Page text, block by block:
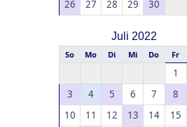
26 27 28 29 30
Juli 2022
So Mo Di Mi Do Fr
1
3
4 5 6 7 8
10
11 12 13 14 15